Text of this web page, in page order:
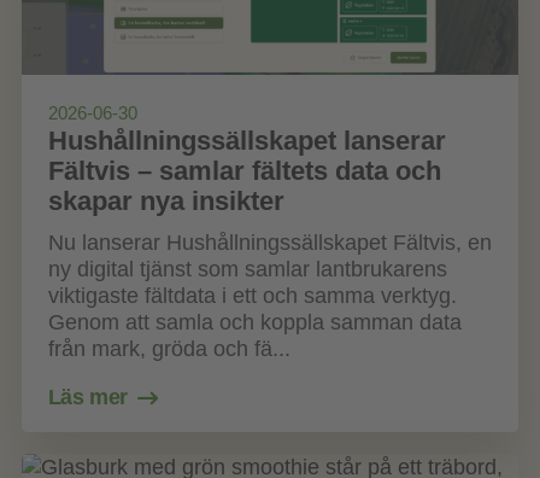
2026-06-30
Hushållningssällskapet lanserar
Fältvis – samlar fältets data och
skapar nya insikter
Nu lanserar Hushållningssällskapet Fältvis, en
ny digital tjänst som samlar lantbrukarens
viktigaste fältdata i ett och samma verktyg.
Genom att samla och koppla samman data
från mark, gröda och fä...
Läs mer